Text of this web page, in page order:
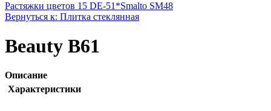
Растяжки цветов 15 DE-51*Smalto SM48
Вернуться к: Плитка стеклянная
Beauty B61
Описание
Характеристики